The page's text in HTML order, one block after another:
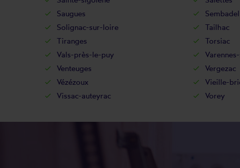
Saugues
Sembadel
Solignac-sur-loire
Tailhac
Tiranges
Torsiac
Vals-près-le-puy
Venteuges
Vergezac
Vézézoux
Vieille-
Vissac-auteyrac
Vorey